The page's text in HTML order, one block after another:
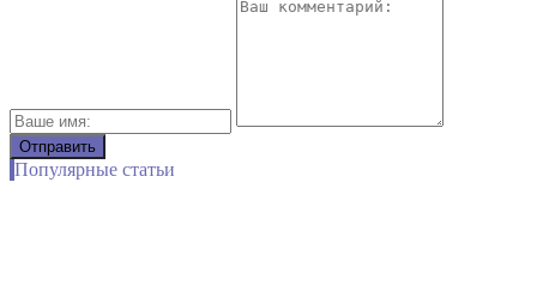
Популярные статьи